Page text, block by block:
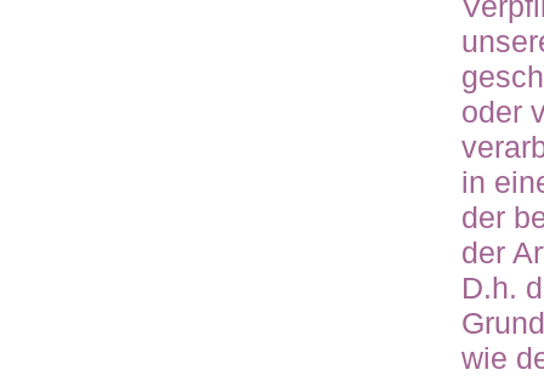
oder
in
der
der
D.h.
wie